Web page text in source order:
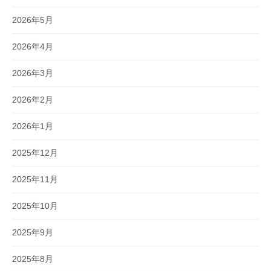
2026年5月
2026年4月
2026年3月
2026年2月
2026年1月
2025年12月
2025年11月
2025年10月
2025年9月
2025年8月